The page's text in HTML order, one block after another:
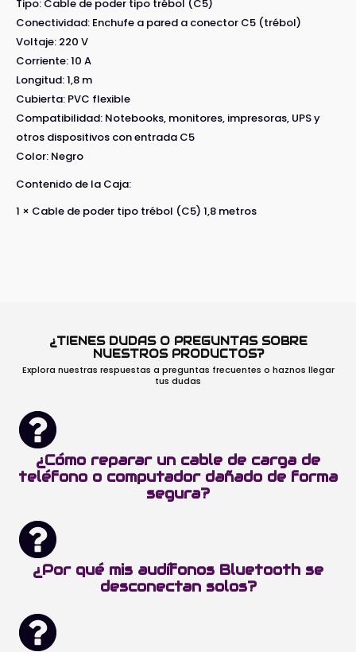
Tipo: Cable de poder tipo trébol (C5)
Conectividad: Enchufe a pared a conector C5 (trébol)
Voltaje: 220 V
Corriente: 10 A
Longitud: 1,8 m
Cubierta: PVC flexible
Compatibilidad: Notebooks, monitores, impresoras, UPS y
otros dispositivos con entrada C5
Color: Negro
Contenido de la Caja:
1 × Cable de poder tipo trébol (C5) 1,8 metros
¿TIENES DUDAS O PREGUNTAS SOBRE
NUESTROS PRODUCTOS?
Explora nuestras respuestas a preguntas frecuentes o haznos llegar
tus dudas
¿Cómo reparar un cable de carga de
teléfono o computador dañado de forma
segura?
¿Por qué mis audífonos Bluetooth se
desconectan solos?